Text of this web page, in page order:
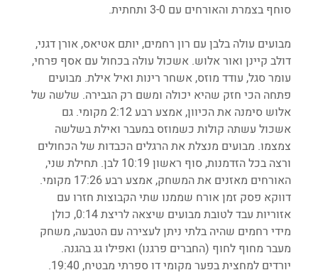
סוחף בצמרת והאורחים עם 3-0 ותחתית.
מבועים עולה בלבן עם רון רחמים, יותם אטיאס, אורן דגני,
דולב קיינן ואור אלוש. אשכול עולה בכחול עם אסף פרחי,
עומר סגל, עודד מוזס, אשחר רינות ואיל אילת. מבועים
פתחה הכי חזק שהיא יכולה ומשם רק הגבירה. שלשה של
אלוש סימנה את הכיוון, אמצע רבע 2:12 מקומי. גם
אשכול עשתה קולות כשמוזס במעבר ואילת בשלשה
צמצמו. מבועים מנצלת את הרגלים הכבדות של הכחולים
ורצה בכל הזדמנות, סוף ראשון 10:19 לבן. תחילת שני,
האורחים מאזנים את המשחק, אמצע רבע 17:26 מקומי.
דווקא פסק זמן אורח שממנו שתי הקבוצות חזרו עם
אזוריות עבד לטובת מבועים שיצאה לריצת 0:14, כולן
מידי רחמים שהיה בלתי ניתן לעצירה עם הטבעה, משחק
מעבר מחוף לחוף (החברים פרגנו) ואפילו גג בהגנה.
יורדים למחצית בפער מקומי דו ספרתי מבטיח, 19:40.